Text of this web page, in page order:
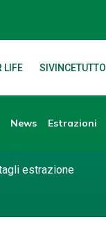
LIFE SIVINCETUTTO
News Estrazioni
estrazione